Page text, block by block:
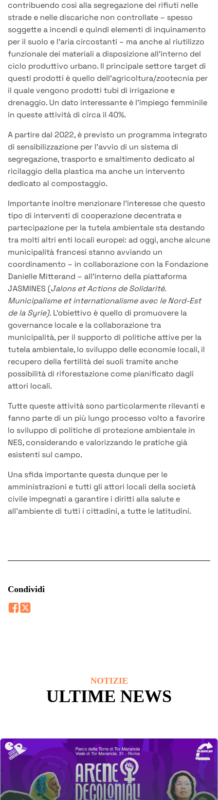
Condividi
contribuendo così alla segregazione dei rifiuti nelle
strade e nelle discariche non controllate – spesso
soggette a incendi e quindi elementi di inquinamento
per il suolo e l’aria circostanti – ma anche al riutilizzo
funzionale dei materiali a disposizione all’interno del
ciclo produttivo urbano. Il principale settore target di
questi prodotti è quello dell’agricoltura/zootecnia per
il quale vengono prodotti tubi di irrigazione e
drenaggio. Un dato interessante è l’impiego femminile
in queste attività di circa il 40%.
A partire dal 2022, è previsto un programma integrato
di sensibilizzazione per l’avvio di un sistema di
segregazione, trasporto e smaltimento dedicato al
ricilaggio della plastica ma anche un intervento
dedicato al compostaggio.
Importante inoltre menzionare l’interesse che questo
tipo di interventi di cooperazione decentrata e
partecipazione per la tutela ambientale sta destando
tra molti altri enti locali europei: ad oggi, anche alcune
municipalità francesi stanno avviando un
coordinamento – in collaborazione con la Fondazione
Danielle Mitterand – all’interno della piattaforma
JASMINES (Jalons et Actions de Solidarité.
Municipalisme et internationalisme avec le Nord-Est
de la Syrie). L’obiettivo è quello di promuovere la
governance locale e la collaborazione tra
municipalità, per il supporto di politiche attive per la
tutela ambientale, lo sviluppo delle economie locali, il
recupero della fertilità dei suoli tramite anche
possibilità di riforestazione come pianificato dagli
attori locali.
Tutte queste attività sono particolarmente rilevanti e
fanno parte di un più lungo processo volto a favorire
lo sviluppo di politiche di protezione ambientale in
NES, considerando e valorizzando le pratiche già
esistenti sul campo.
Una sfida importante questa dunque per le
amministrazioni e tutti gli attori locali della società
civile impegnati a garantire i diritti alla salute e
all’ambiente di tutti i cittadini, a tutte le latitudini.
NOTIZIE
ULTIME NEWS